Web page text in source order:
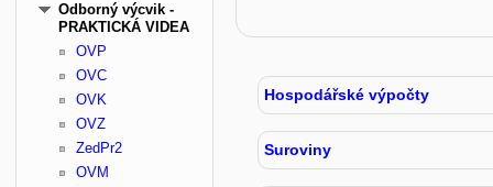
Hospodářské výpočty
Suroviny
Odborný výcvik -
PRAKTICKÁ VIDEA
OVP
OVC
OVK
OVZ
ZedPr2
OVM